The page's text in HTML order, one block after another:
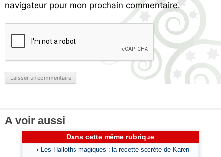
navigateur pour mon prochain commentaire.
A voir aussi
Dans cette même rubrique
• Les Halloths magiques : la recette secrète de Karen